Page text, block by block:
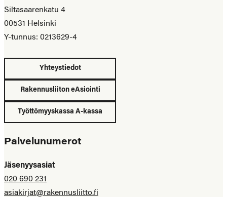
Siltasaarenkatu 4
00531 Helsinki
Y-tunnus: 0213629-4
Yhteystiedot
Rakennusliiton eAsiointi
Työttömyyskassa A-kassa
Palvelunumerot
Jäsenyysasiat
020 690 231
asiakirjat@rakennusliitto.fi